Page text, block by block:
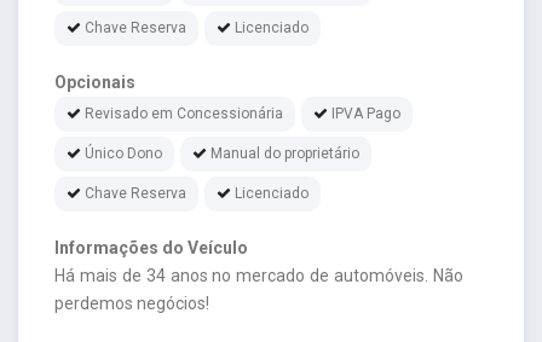
Chave Reserva Licenciado
Opcionais
Revisado em Concessionária IPVA Pago
Único Dono Manual do proprietário
Chave Reserva Licenciado
Informações do Veículo
Há mais de 34 anos no mercado de automóveis. Não
perdemos negócios!